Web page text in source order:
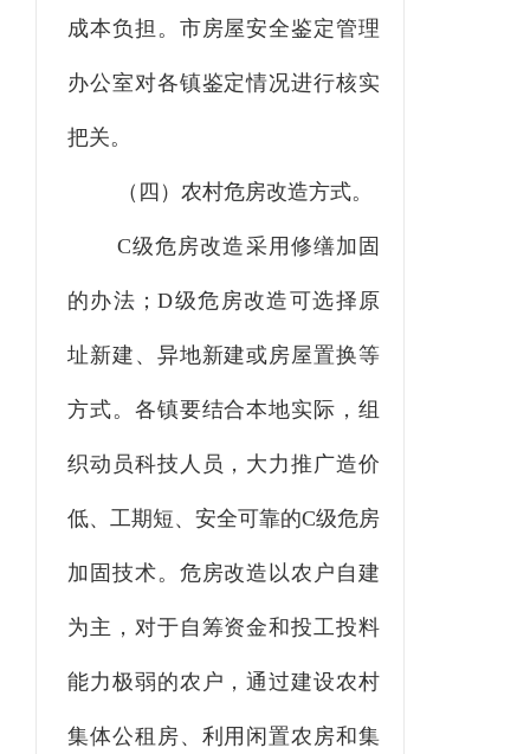
成本负担。市房屋安全鉴定管理
办公室对各镇鉴定情况进行核实
把关。
（四）农村危房改造方式。
C级危房改造采用修缮加固
的办法；D级危房改造可选择原
址新建、异地新建或房屋置换等
方式。各镇要结合本地实际，组
织动员科技人员，大力推广造价
低、工期短、安全可靠的C级危房
加固技术。危房改造以农户自建
为主，对于自筹资金和投工投料
能力极弱的农户，通过建设农村
集体公租房、利用闲置农房和集